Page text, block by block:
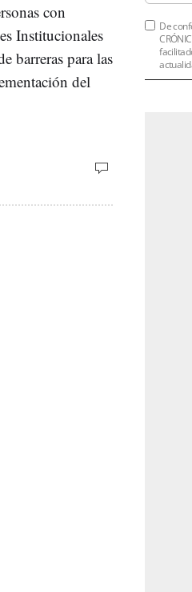
con
Institucionales
barreras para las
del
De